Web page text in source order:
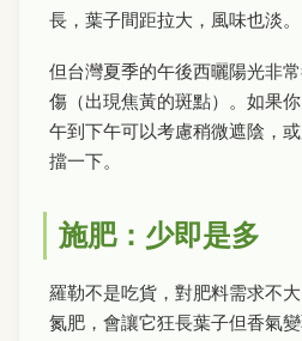
長，葉子間距拉大，風味也淡。
但台灣夏季的午後西曬陽光非
傷（出現焦黃的斑點）。如果
午到下午可以考慮稍微遮陰，
擋一下。
施肥：少即是多
羅勒不是吃貨，對肥料需求不
氮肥，會讓它狂長葉子但香氣變